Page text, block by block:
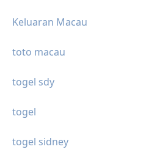
Keluaran Macau
toto macau
togel sdy
togel
togel sidney